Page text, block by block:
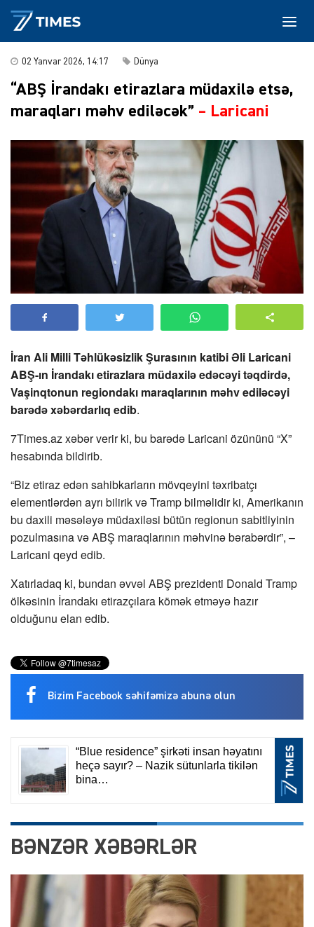
02 Yanvar 2026, 14:17 Dünya
“ABŞ İrandakı etirazlara müdaxilə etsə,
maraqları məhv ediləcək” – Laricani
İran Ali Milli Təhlükəsizlik Şurasının katibi Əli Laricani
ABŞ-ın İrandakı etirazlara müdaxilə edəcəyi təqdirdə,
Vaşinqtonun regiondakı maraqlarının məhv ediləcəyi
barədə xəbərdarlıq edib.
7Times.az xəbər verir ki, bu barədə Laricani özününü “X”
hesabında bildirib.
“Biz etiraz edən sahibkarların mövqeyini təxribatçı
elementlərdən ayrı bilirik və Tramp bilməlidir ki, Amerikanın
bu daxili məsələyə müdaxiləsi bütün regionun sabitliyinin
pozulmasına və ABŞ maraqlarının məhvinə bərabərdir”, –
Laricani qeyd edib.
Xatırladaq ki, bundan əvvəl ABŞ prezidenti Donald Tramp
ölkəsinin İrandakı etirazçılara kömək etməyə hazır
olduğunu elan edib.
Bizim Facebook səhifəmizə abunə olun
BƏNZƏR XƏBƏRLƏR